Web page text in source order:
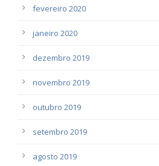
fevereiro 2020
janeiro 2020
dezembro 2019
novembro 2019
outubro 2019
setembro 2019
agosto 2019